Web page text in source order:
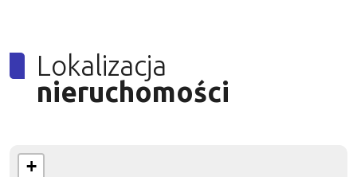
Lokalizacja
nieruchomości
+